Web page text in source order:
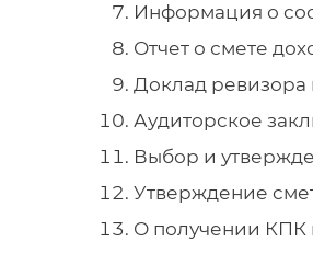
Информация о
Отчет о смете
Доклад ревизора
Аудиторское
Выбор и
Утверждение
О получении КПК